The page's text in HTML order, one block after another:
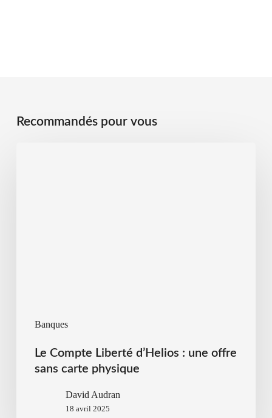
Recommandés pour vous
Banques
Le Compte Liberté d’Helios : une offre
sans carte physique
David Audran
18 avril 2025